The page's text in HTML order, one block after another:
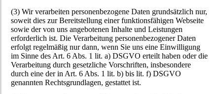
(3) Wir verarbeiten personenbezogene Daten grundsätzlich nur,
soweit dies zur Bereitstellung einer funktionsfähigen Webseite
sowie der von uns angebotenen Inhalte und Leistungen
erforderlich ist. Die Verarbeitung personenbezogener Daten
erfolgt regelmäßig nur dann, wenn Sie uns eine Einwilligung
im Sinne des Art. 6 Abs. 1 lit. a) DSGVO erteilt haben oder die
Verarbeitung durch gesetzliche Vorschriften, insbesondere
durch eine der in Art. 6 Abs. 1 lit. b) bis lit. f) DSGVO
genannten Rechtsgrundlagen, gestattet ist.